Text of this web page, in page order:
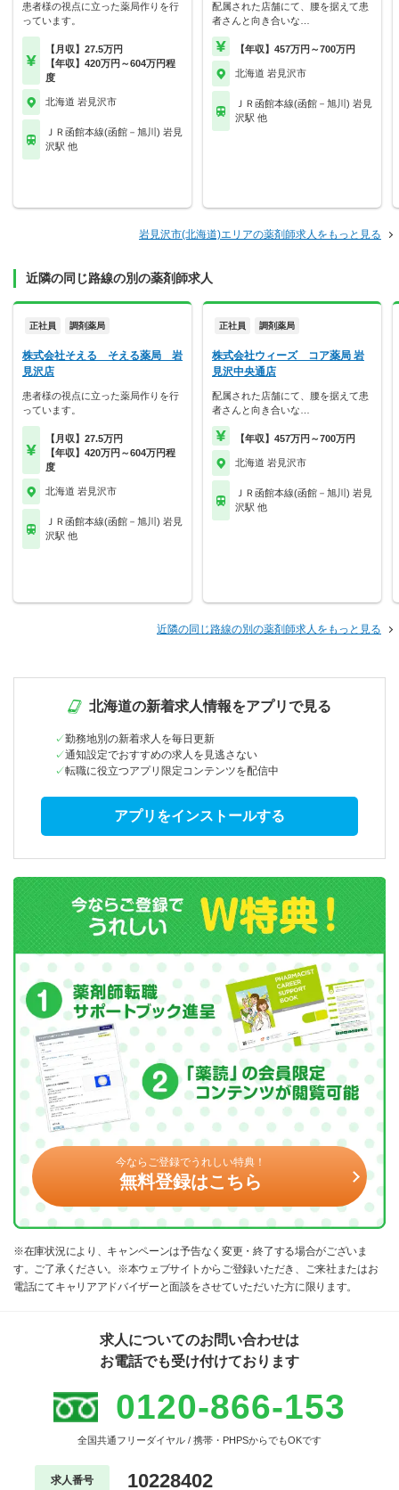
患者様の視点に立った薬局作りを行
っています。
【月収】27.5万円
【年収】420万円～604万円程
度
北海道 岩見沢市
ＪＲ函館本線(函館－旭川) 岩見
沢駅 他
配属された店舗にて、腰を据えて患
者さんと向き合いな…
【年収】457万円～700万円
北海道 岩見沢市
ＪＲ函館本線(函館－旭川) 岩見
沢駅 他
岩見沢市(北海道)エリアの薬剤師求人をもっと見る
近隣の同じ路線の別の薬剤師求人
正社員 調剤薬局
株式会社そえる そえる薬局 岩
見沢店
患者様の視点に立った薬局作りを行
っています。
【月収】27.5万円
【年収】420万円～604万円程
度
北海道 岩見沢市
ＪＲ函館本線(函館－旭川) 岩見
沢駅 他
正社員 調剤薬局
株式会社ウィーズ コア薬局 岩
見沢中央通店
配属された店舗にて、腰を据えて患
者さんと向き合いな…
【年収】457万円～700万円
北海道 岩見沢市
ＪＲ函館本線(函館－旭川) 岩見
沢駅 他
近隣の同じ路線の別の薬剤師求人をもっと見る
北海道の新着求人情報をアプリで見る
勤務地別の新着求人を毎日更新
通知設定でおすすめの求人を見逃さない
転職に役立つアプリ限定コンテンツを配信中
アプリをインストールする
今ならご登録でうれしい特典！
無料登録はこちら
※在庫状況により、キャンペーンは予告なく変更・終了する場合がございま
す。ご了承ください。※本ウェブサイトからご登録いただき、ご来社またはお
電話にてキャリアアドバイザーと面談をさせていただいた方に限ります。
求人についてのお問い合わせは
お電話でも受け付けております
0120-866-153
全国共通フリーダイヤル / 携帯・PHPSからでもOKです
求人番号 10228402